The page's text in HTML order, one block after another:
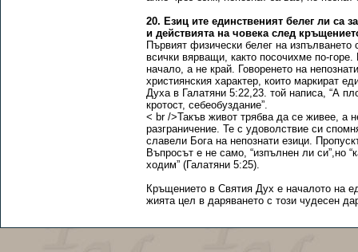
20. Езиц ите единственият белег ли са
и действията на човека след
Първият физически белег на изпълването
всички вярващи, както посочихме по-
начало, а не край. Говоренето на
християнския характер, които маркират
Духа в Галатяни 5:22,23. той написа, “А
кротост, себеобуздание”.
< br />Такъв живот трябва да се живее, а
разграничение. Те с удоволствие си
славели Бога на непознати езици.
Въпросът е не само, “изпълнен ли си”,но
ходим” (Галатяни 5:25).
Кръщението в Святия Дух е началото на
жията цел в даряването с този чудесен